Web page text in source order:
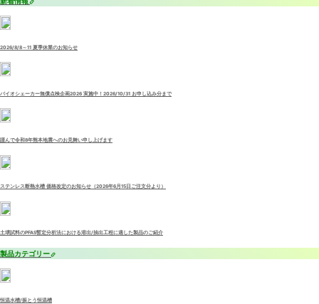
2026/8/8～11 夏季休業のお知らせ
バイオシェーカー無償点検企画2026 実施中！2026/10/31 お申し込み分まで
謹んで令和8年熊本地震へのお見舞い申し上げます
ステンレス断熱水槽 価格改定のお知らせ（2026年6月15日ご注文分より）
土壌試料のPFAS暫定分析法における溶出/抽出工程に適した製品のご紹介
製品カテゴリー
恒温水槽/振とう恒温槽